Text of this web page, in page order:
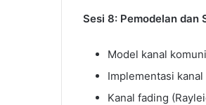
Sesi 8: Pemodelan dan
Model kanal
Implementasi
Kanal fading